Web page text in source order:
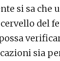
si sa che
del
sia